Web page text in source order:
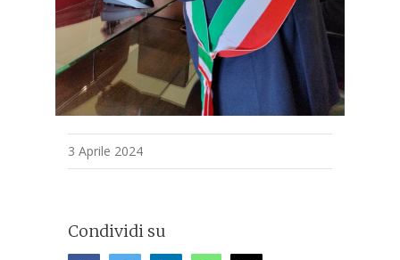
3 Aprile 2024
Condividi su